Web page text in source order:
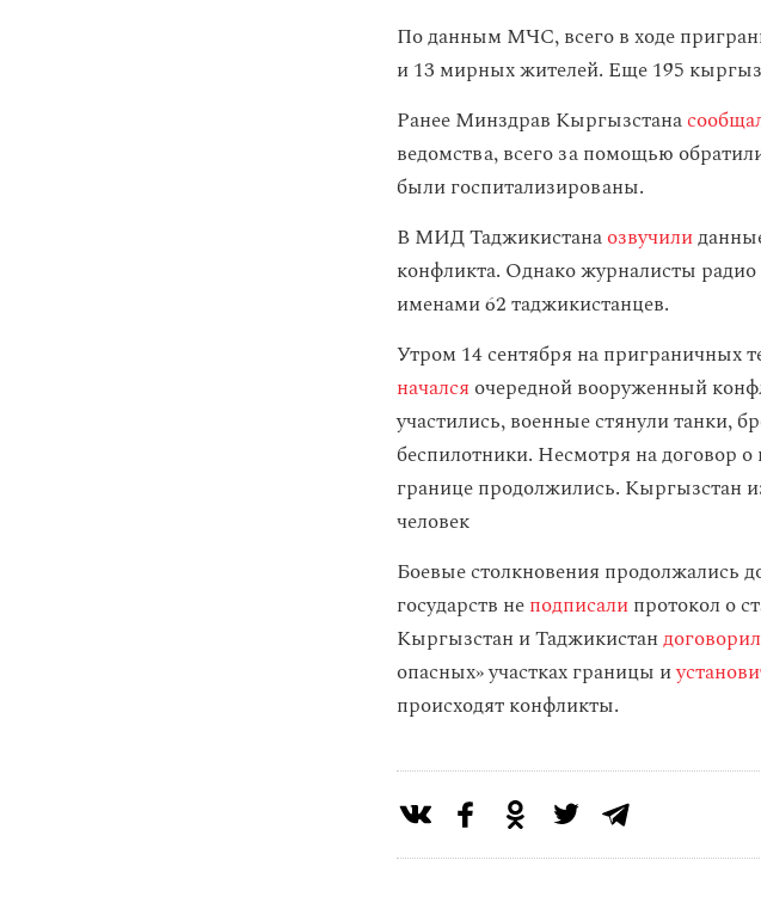
По данным МЧС, всего в ходе
и 13 мирных жителей. Еще 195
Ранее Минздрав Кыргызстана
ведомства, всего за помощью
были госпитализированы.
В МИД Таджикистанаозвучили
конфликта. Однако журналисты
именами 62 таджикистанцев.
Утром 14 сентября на приграничных
начался очередной вооруженный
участились, военные стянули танки,
беспилотники. Несмотря на договор
границе продолжились. Кыргызстан
человек
Боевые столкновения продолжались
государств неподписалипротокол о
Кыргызстан и Таджикистан
опасных» участках границы и
происходят конфликты.